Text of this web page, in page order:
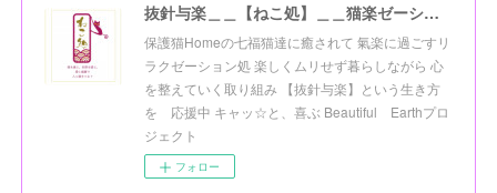
抜針与楽＿＿【ねこ処】＿＿猫楽ゼーションHome☆
保護猫Homeの七福猫達に癒されて 氣楽に過ごすリ
ラクゼーション処 楽しくムリせず暮らしながら 心
を整えていく取り組み 【抜針与楽】という生き方
を 応援中 キャッ☆と、喜ぶ Beautiful Earthプロ
ジェクト
フォロー